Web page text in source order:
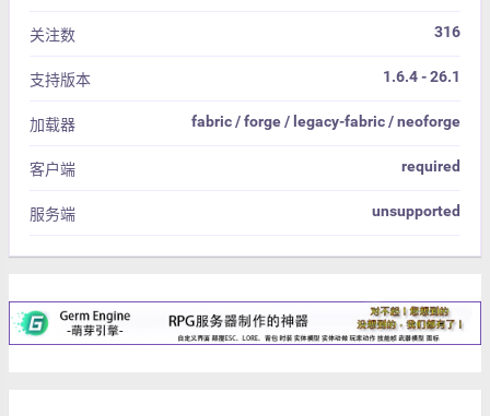
关注数 316
支持版本 1.6.4 - 26.1
加载器 fabric / forge / legacy-fabric / neoforge
客户端 required
服务端 unsupported